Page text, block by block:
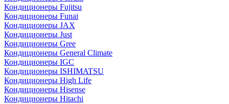
Кондиционеры Fujitsu
Кондиционеры Funai
Кондиционеры JAX
Кондиционеры Just
Кондиционеры Gree
Кондиционеры General Climate
Кондиционеры IGC
Кондиционеры ISHIMATSU
Кондиционеры High Life
Кондиционеры Hisense
Кондиционеры Hitachi